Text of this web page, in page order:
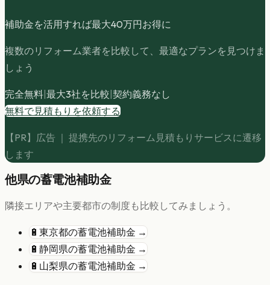
補助金を活用すれば最大40万円お得に
複数のリフォーム業者を比較して、最適なプランを見つけま
しょう
完全無料|最大3社を比較|契約義務なし
無料で見積もりを依頼する
【PR】広告 ｜ 提携先のリフォーム見積もりサービスに遷移
します
他県の蓄電池補助金
隣接エリアや主要都市の制度も比較してみましょう。
🔋 東京都の蓄電池補助金 →
🔋 静岡県の蓄電池補助金 →
🔋 山梨県の蓄電池補助金 →